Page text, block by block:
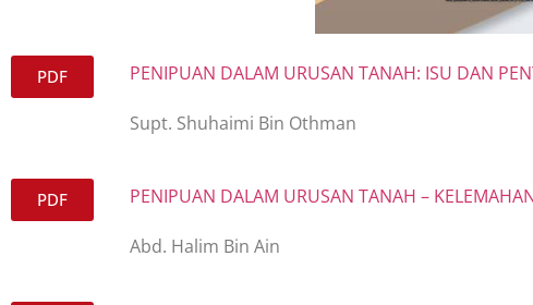
PDF PENIPUAN DALAM URUSAN TANAH: ISU DAN
Supt. Shuhaimi Bin Othman
PDF PENIPUAN DALAM URUSAN TANAH –
Abd. Halim Bin Ain